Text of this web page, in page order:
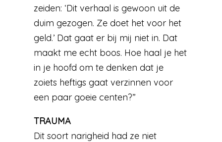
zeiden: ‘Dit verhaal is gewoon uit de
duim gezogen. Ze doet het voor het
geld.’ Dat gaat er bij mij niet in. Dat
maakt me echt boos. Hoe haal je het
in je hoofd om te denken dat je
zoiets heftigs gaat verzinnen voor
een paar goeie centen?”
TRAUMA
Dit soort narigheid had ze niet